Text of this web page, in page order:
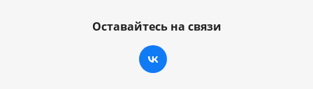
Оставайтесь на связи